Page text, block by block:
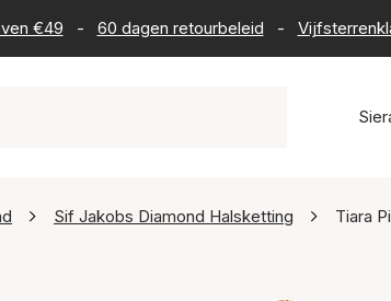
€49 - 60 dagen retourbeleid -
Sif Jakobs Diamond Halsketting Tiara